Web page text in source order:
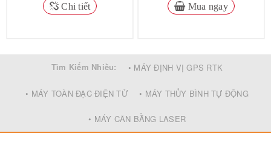
Chi tiết
Mua ngay
Tìm Kiếm Nhiều: • MÁY ĐỊNH VỊ GPS RTK
• MÁY TOÀN ĐẠC ĐIỆN TỬ • MÁY THỦY BÌNH TỰ ĐỘNG
• MÁY CÂN BẰNG LASER